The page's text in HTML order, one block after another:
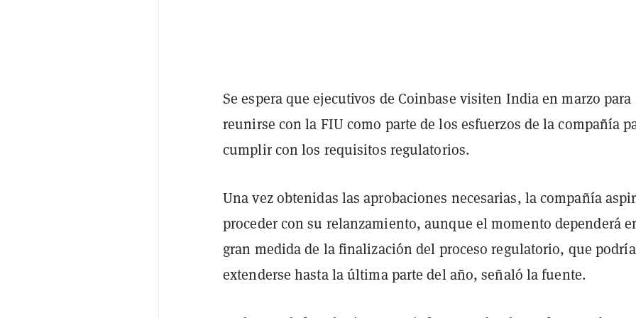
Se espera que ejecutivos de Coinbase visiten India en marzo para
reunirse con la FIU como parte de los esfuerzos de la compañía
cumplir con los requisitos regulatorios.
Una vez obtenidas las aprobaciones necesarias, la compañía
proceder con su relanzamiento, aunque el momento dependerá
gran medida de la finalización del proceso regulatorio, que podría
extenderse hasta la última parte del año, señaló la fuente.